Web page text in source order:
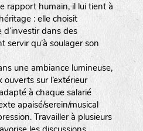
rapport humain, il lui tient à
: elle choisit
d’investir dans des
servir qu’à soulager son
une ambiance lumineuse,
ouverts sur l’extérieur
à chaque salarié
apaisé/serein/musical
Travailler à plusieurs